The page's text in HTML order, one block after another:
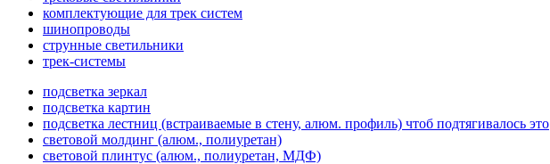
комплектующие для трек систем
шинопроводы
струнные светильники
трек-системы
подсветка зеркал
подсветка картин
подсветка лестниц (встраиваемые в стену, алюм. профиль) чтоб подтягивалось это
световой молдинг (алюм., полиуретан)
световой плинтус (алюм., полиуретан, МДФ)